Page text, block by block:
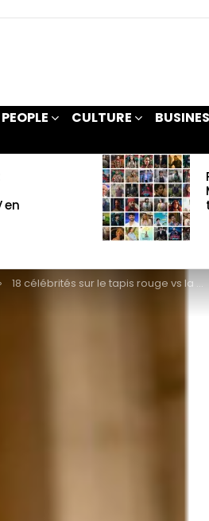
CULTURE
en
18 célébrités sur le tapis rouge vs la vie réelle